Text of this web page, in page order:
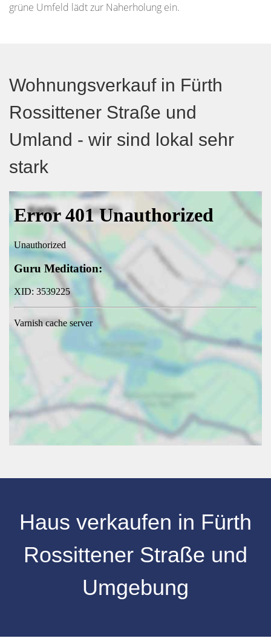
grüne Umfeld lädt zur Naherholung ein.
Wohnungsverkauf in Fürth
Rossittener Straße und
Umland - wir sind lokal sehr
stark
Haus verkaufen in Fürth
Rossittener Straße und
Umgebung